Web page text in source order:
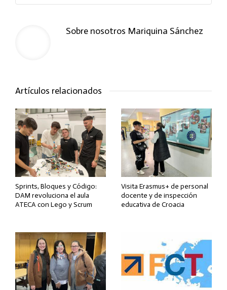
Sobre nosotros Mariquina Sánchez
Artículos relacionados
Sprints, Bloques y Código:
DAM revoluciona el aula
ATECA con Lego y Scrum
Visita Erasmus+ de personal
docente y de inspección
educativa de Croacia